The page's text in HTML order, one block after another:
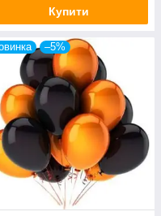
Купити
–5%